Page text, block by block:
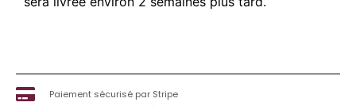
Paiement sécurisé par Stripe